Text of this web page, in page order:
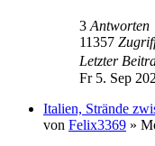
3 Antworten
11357
Letzter
Fr 5. Sep
Italien, Strände
von Felix3369 »